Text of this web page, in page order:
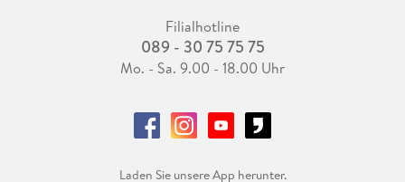
Filialhotline
089 - 30 75 75 75
Mo. - Sa. 9.00 - 18.00 Uhr
Laden Sie unsere App herunter.